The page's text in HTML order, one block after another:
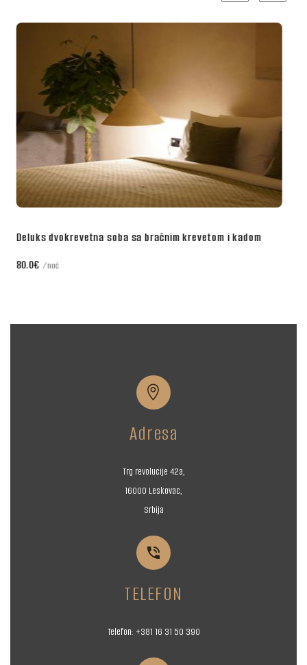
Poslovna dvokrevetna soba sa bračnim krevetom
70.0€


Adresa
Trg revolucije 42a,
16000 Leskovac,
Srbija


TELEFON
Telefon: +381 16 31 50 390